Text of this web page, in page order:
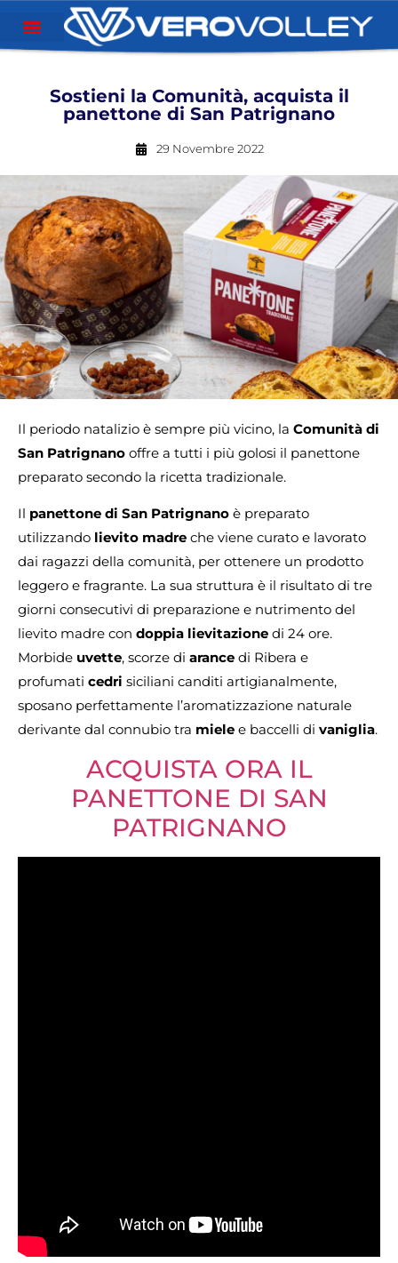
Sostieni la Comunità, acquista il
panettone di San Patrignano
29 Novembre 2022
Il periodo natalizio è sempre più vicino, la Comunità di
San Patrignano offre a tutti i più golosi il panettone
preparato secondo la ricetta tradizionale.
Il panettone di San Patrignano è preparato
utilizzando lievito madre che viene curato e lavorato
dai ragazzi della comunità, per ottenere un prodotto
leggero e fragrante. La sua struttura è il risultato di tre
giorni consecutivi di preparazione e nutrimento del
lievito madre con doppia lievitazione di 24 ore.
Morbide uvette, scorze di arance di Ribera e
profumati cedri siciliani canditi artigianalmente,
sposano perfettamente l’aromatizzazione naturale
derivante dal connubio tra miele e baccelli di vaniglia.
ACQUISTA ORA IL
PANETTONE DI SAN
PATRIGNANO